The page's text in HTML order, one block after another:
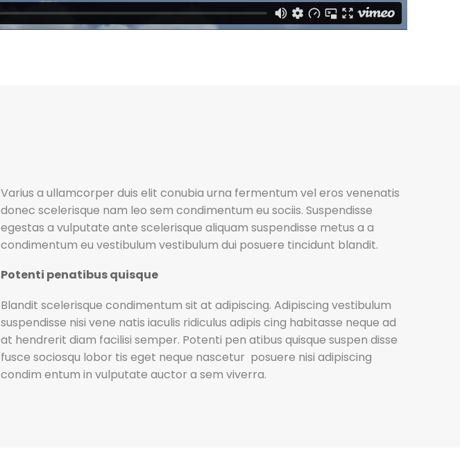
Varius a ullamcorper duis elit conubia urna fermentum vel eros venenatis
donec scelerisque nam leo sem condimentum eu sociis. Suspendisse
egestas a vulputate ante scelerisque aliquam suspendisse metus a a
condimentum eu vestibulum vestibulum dui posuere tincidunt blandit.
Potenti penatibus quisque
Blandit scelerisque condimentum sit at adipiscing. Adipiscing vestibulum
suspendisse nisi vene natis iaculis ridiculus adipis cing habitasse neque ad
at hendrerit diam facilisi semper. Potenti pen atibus quisque suspen disse
fusce sociosqu lobor tis eget neque nascetur posuere nisi adipiscing
condim entum in vulputate auctor a sem viverra.